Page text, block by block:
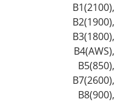
B1(2100),
B2(1900),
B3(1800),
B4(AWS),
B5(850),
B7(2600),
B8(900),